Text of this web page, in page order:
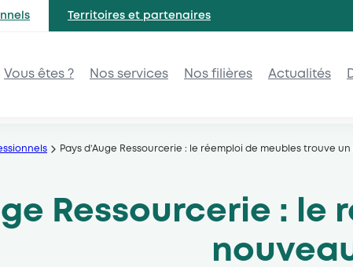
Territoires et partenaires
Vous êtes ? Nos services Nos filières Actualités
Pays d’Auge Ressourcerie : le réemploi de meubles trouve
Ressourcerie :